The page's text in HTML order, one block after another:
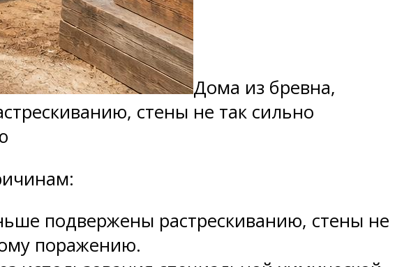
Дома из бревна,
стены не так сильно
подвержены растрескиванию, стены не
поражению.